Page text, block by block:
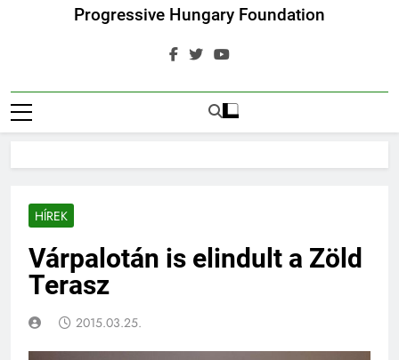
Progressive Hungary Foundation
HÍREK
Várpalotán is elindult a Zöld
Terasz
2015.03.25.